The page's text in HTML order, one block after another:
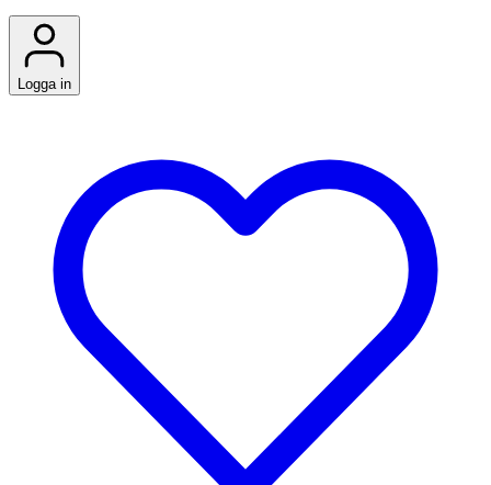
Logga in